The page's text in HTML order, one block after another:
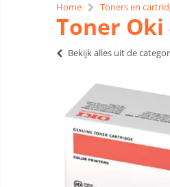
Home Toners en
Toner Oki
Bekijk alles uit de